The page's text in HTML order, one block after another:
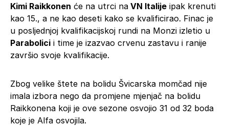
Kimi Raikkonen će na utrci na VN Italije ipak krenuti
kao 15., a ne kao deseti kako se kvalificirao. Finac je
u posljednjoj kvalifikacijskoj rundi na Monzi izletio u
Parabolici i time je izazvao crvenu zastavu i ranije
završio svoje kvalifikacije.
Zbog velike štete na bolidu Švicarska momčad nije
imala izbora nego da promjene mjenjač na bolidu
Raikkonena koji je ove sezone osvojio 31 od 32 boda
koje je Alfa osvojila.